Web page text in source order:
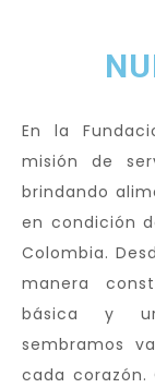
En la
misión de
brindando
en condición
Colombia.
manera
básica y
sembramos
cada corazón.